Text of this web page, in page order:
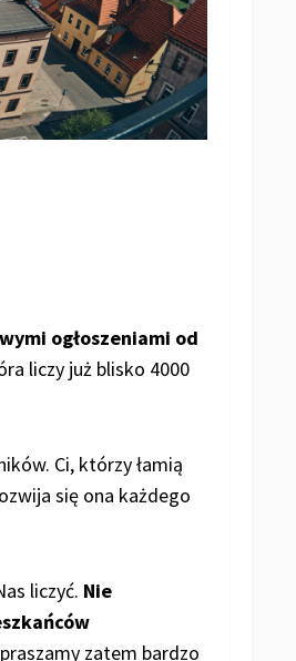
ogłoszeniami od
liczy już blisko 4000
Ci, którzy łamią
się ona każdego
liczyć. Nie
zatem bardzo